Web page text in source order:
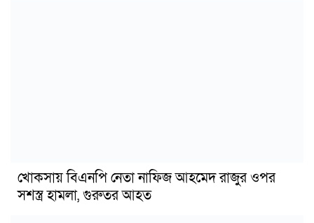
খোকসায় বিএনপি নেতা নাফিজ আহমেদ রাজুর ওপর
সশস্ত্র হামলা, গুরুতর আহত